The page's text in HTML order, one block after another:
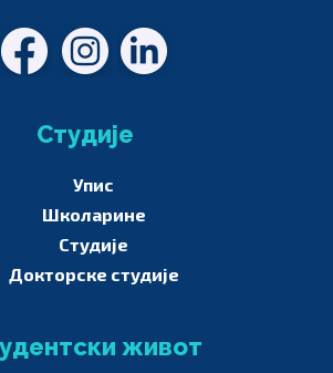
Студије
Упис
Школарине
Студије
Докторске студије
живот